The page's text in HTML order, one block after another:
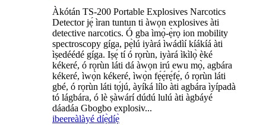
Àkótán TS-200 Portable Explosives Narcotics
Detector jẹ́ ìran tuntun ti àwọn explosives àti
detective narcotics. Ó gba ìmọ̀-ẹ̀rọ ion mobility
spectroscopy gíga, pẹ̀lú iyàrá ìwádìí kíákíá àti
ìṣedéédé gíga. Iṣẹ́ tí ó rọrùn, iyàrá ìkìlọ̀ èké
kékeré, ó rọrùn láti dá àwọn irú ewu mọ̀, agbára
kékeré, ìwọ̀n kékeré, ìwọ̀n fẹ́ẹ́rẹ́fẹ́, ó rọrùn láti
gbé, ó rọrùn láti tọ́jú, àyíká lílo àti agbára ìyípadà
tó lágbára, ó lè ṣàwárí dúdú lulú àti àgbáyé
dáadáa Gbogbo explosiv...
ibeereàlàyé díẹ̀díẹ̀